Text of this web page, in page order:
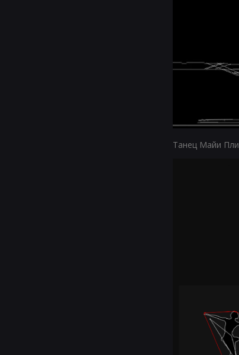
Танец Майи